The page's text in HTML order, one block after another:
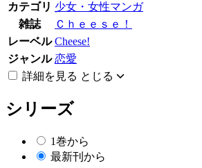
カテゴリ 少女・女性マンガ
雑誌
Ｃｈｅｅｓｅ！
レーベル Cheese!
ジャンル 恋愛
詳細を見る とじる
シリーズ
1巻から
最新刊から